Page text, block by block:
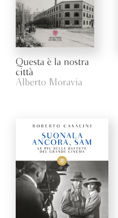
Questa è la nostra
città
Alberto Moravia